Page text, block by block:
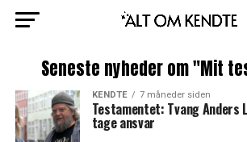
Seneste nyheder om "Mit
KENDTE 7 måneder siden
Testamentet: Tvang Anders
tage ansvar